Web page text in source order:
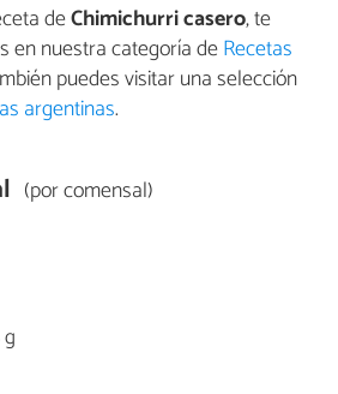
deChimichurri casero, te
en nuestra categoría deRecetas
puedes visitar una selección
argentinas.
(por comensal)